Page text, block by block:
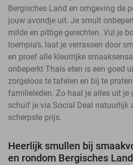
Bergisches Land en omgeving de
jouw avondje uit. Je smult
milde en pittige gerechten. Vul je
loempia’s, laat je verrassen door
en proef alle kleurrijke
onbeperkt Thais eten is een goed
zorgeloos te tafelen en bij te
familieleden. Zo haal je alles uit je
schuif je via Social Deal natuurlijk
scherpste prijs.
Heerlijk smullen bij
en rondom Bergisches Land